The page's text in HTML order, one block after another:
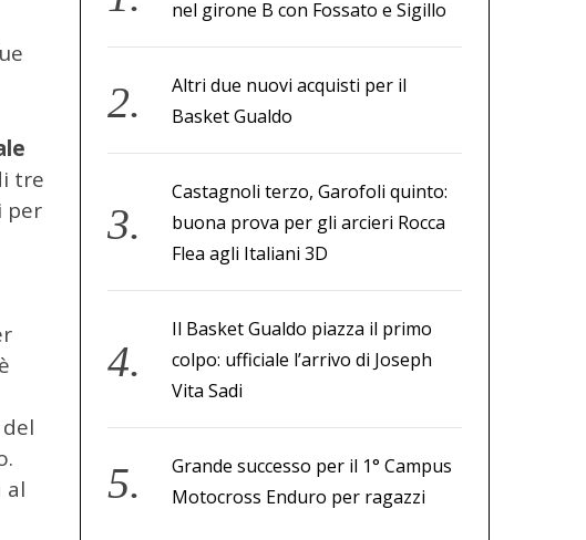
tre
per
al
nel girone B con Fossato e Sigillo
Altri due nuovi acquisti per il
Basket Gualdo
Castagnoli terzo, Garofoli quinto:
buona prova per gli arcieri Rocca
Flea agli Italiani 3D
Il Basket Gualdo piazza il primo
colpo: ufficiale l’arrivo di Joseph
Vita Sadi
Grande successo per il 1° Campus
Motocross Enduro per ragazzi